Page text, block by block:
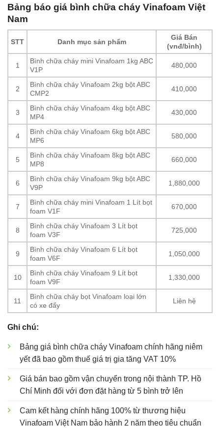
Bảng báo giá bình chữa cháy Vinafoam Việt
Nam
STT Danh mục sản phẩm
Giá Bán
(vnđ/bình)
1
Bình chữa cháy mini Vinafoam 1kg ABC
V1P
480,000
2
Bình chữa cháy Vinafoam 2kg bột ABC
CMP2
410,000
3
Bình chữa cháy Vinafoam 4kg bột ABC
MP4
430,000
4
Bình chữa cháy Vinafoam 6kg bột ABC
MP6
580,000
5
Bình chữa cháy Vinafoam 8kg bột ABC
MP8
660,000
6
Bình chữa cháy Vinafoam 9kg bột ABC
V9P
1,880,000
7
Bình chữa cháy mini Vinafoam 1 Lít bọt
foam V1F
670,000
8
Bình chữa cháy Vinafoam 3 Lít bọt
foam V3F
725,000
9
Bình chữa cháy Vinafoam 6 Lít bọt
foam V6F
1,050,000
10
Bình chữa cháy Vinafoam 9 Lít bọt
foam V9F
1,330,000
11
Bình chữa cháy bọt Vinafoam loại lớn
có xe đẩy
Liên hệ
Ghi chú:
Bảng giá bình chữa cháy Vinafoam chính hãng niêm
yết đã bao gồm thuế giá trị gia tăng VAT 10%
Giá bán bao gồm vận chuyển trong nội thành TP. Hồ
Chí Minh đối với đơn đặt hàng từ 5 bình trở lên
Cam kết hàng chính hãng 100% từ thương hiệu
Vinafoam Việt Nam bảo hành 2 năm theo tiêu chuẩn